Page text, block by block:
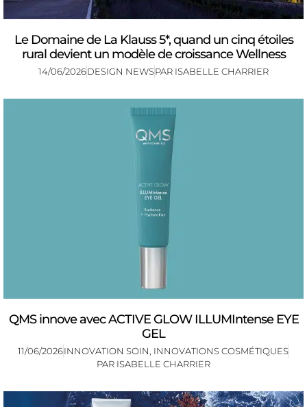
Le Domaine de La Klauss 5*, quand un cinq étoiles
rural devient un modèle de croissance Wellness
14/06/2026DESIGN NEWSPAR ISABELLE CHARRIER
QMS innove avec ACTIVE GLOW ILLUMIntense EYE
GEL
11/06/2026INNOVATION SOIN INNOVATIONS COSMÉTIQUES
PAR ISABELLE CHARRIER